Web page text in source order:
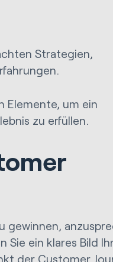
Strategien,
Elemente, um ein
zu erfüllen.
gewinnen,
Sie ein klares Bild
der Customer